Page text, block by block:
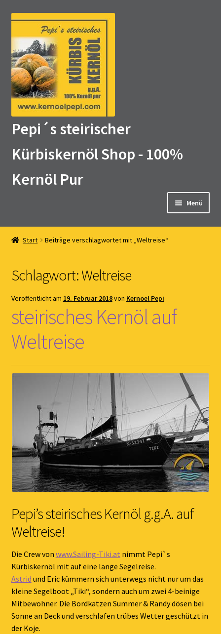
Zur
Navigation
springen
Zum
springen
Pepi´s steirischer
Kürbiskernöl Shop - 100%
Kernöl Pur
Menü
Home
Kernöl Pepi
Start Beiträge verschlagwortet mit „Weltreise“
Schlagwort:Weltreise
Veröffentlicht am 19. Februar 2018von Kernoel Pepi
steirisches Kernöl auf
Weltreise
Pepi’s steirisches Kernöl g.g.A. auf
Weltreise!
Die Crew von www.Sailing-Tiki.at nimmt Pepi`s
Kürbiskernöl mit auf eine lange Segelreise.
Astrid und Eric kümmern sich unterwegs nicht nur um das
kleine Segelboot „Tiki“, sondern auch um zwei 4-beinige
Mitbewohner. Die Bordkatzen Summer & Randy dösen bei
Sonne an Deck und verschlafen trübes Wetter geschützt in
der Koje.